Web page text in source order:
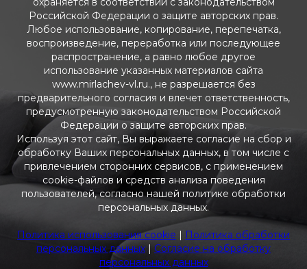
Российской Федерации о защите авторских прав.
Любое использование, копирование, перепечатка,
воспроизведение, переработка или последующее
распространение, а равно любое другое
использование указанных материалов сайта
www.mirlachev-vl.ru., не разрешается без
предварительного согласия и влечет ответственность,
предусмотренную законодательством Российской
Федерации о защите авторских прав.
Используя этот сайт, Вы выражаете согласие на сбор и
обработку Ваших персональных данных, в том числе с
привлечением сторонних сервисов, с применением
cookie-файлов и средств анализа поведения
пользователей, согласно нашей политике обработки
персональных данных.
Политика использования cookie | Политика обработки
персональных данных | Согласие на обработку
персональных данных